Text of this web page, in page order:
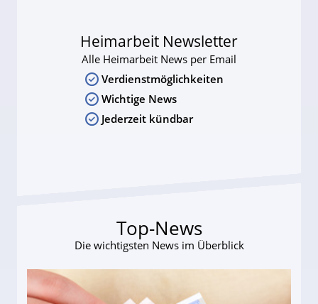
Heimarbeit Newsletter
Alle Heimarbeit News per Email
Verdienstmöglichkeiten
Wichtige News
Jederzeit kündbar
Top-News
Die wichtigsten News im Überblick